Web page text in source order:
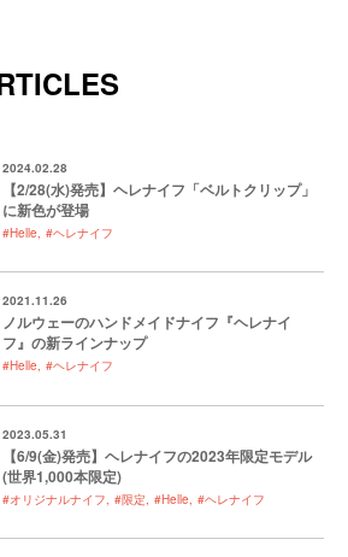
2024.02.28
【2/28(水)発売】ヘレナイフ「ベルトクリップ」
に新色が登場
#Helle #ヘレナイフ
2021.11.26
ノルウェーのハンドメイドナイフ『ヘレナイ
フ』の新ラインナップ
#Helle #ヘレナイフ
2023.05.31
【6/9(金)発売】ヘレナイフの2023年限定モデル
(世界1,000本限定)
#オリジナルナイフ #限定 #Helle #ヘレナイフ